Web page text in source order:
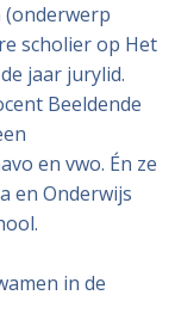
(onderwerp
scholier op Het
jaar jurylid.
Beeldende
en vwo. Én ze
en Onderwijs
in de